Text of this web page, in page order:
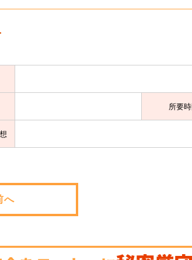
所要
へ